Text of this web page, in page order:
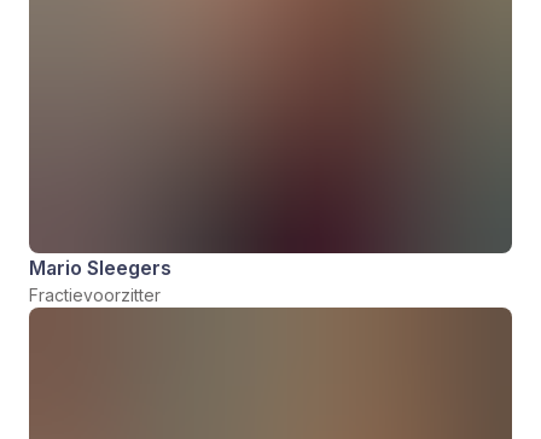
Mario Sleegers
Fractievoorzitter